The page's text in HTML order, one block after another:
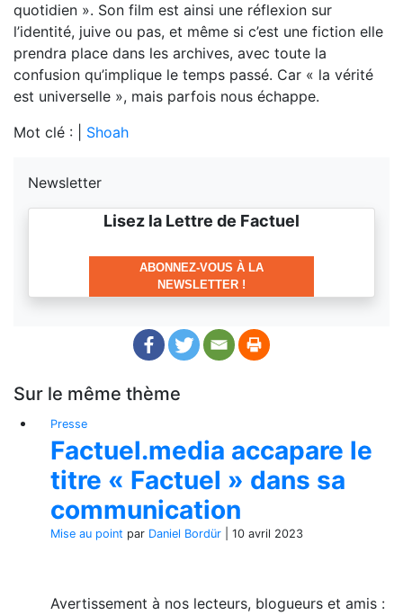
quotidien ». Son film est ainsi une réflexion sur
l’identité, juive ou pas, et même si c’est une fiction elle
prendra place dans les archives, avec toute la
confusion qu’implique le temps passé. Car « la vérité
est universelle », mais parfois nous échappe.
Mot clé : | Shoah
Newsletter
Lisez la Lettre de Factuel
ABONNEZ-VOUS À LA
NEWSLETTER !
Sur le même thème
Presse
Factuel.media accapare le
titre « Factuel » dans sa
communication
Mise au point par Daniel Bordür 10 avril 2023
Avertissement à nos lecteurs, blogueurs et amis :